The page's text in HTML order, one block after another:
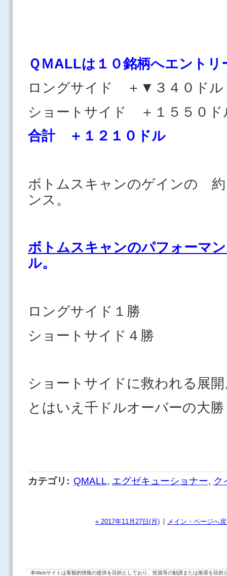
ＱＭALLは１０銘柄へエントリ
ロングサイド ＋▼３４０ドル
ショートサイド ＋１５５
合計 ＋１２１０ドル
ボトムスキャンのゲインの
ンス。
ボトムスキャンのパフォーマ
ル。
ロングサイド１勝
ショートサイド４勝
ショートサイドに救われる展
とはいえ千ドルオーバーの大勝
カテゴリ : QMALL, エグゼキューショナー, ク
« 2017年11月27日(月) メイン・ページへ
本Webサイトは客観的情報の提供を目的としており、投資等の勧誘または推奨を目